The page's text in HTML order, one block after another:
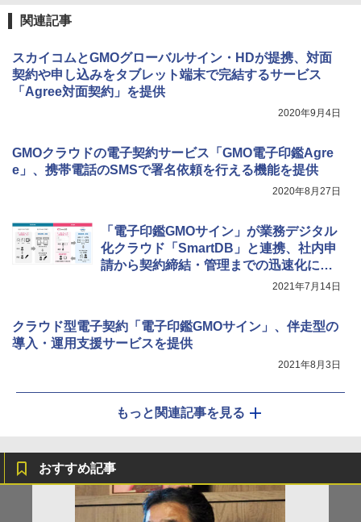
関連記事
スカイコムとGMOグローバルサイン・HDが提携、対面
契約や申し込みをタブレット端末で完結するサービス
「Agree対面契約」を提供
2020年9月4日
GMOクラウドの電子契約サービス「GMO電子印鑑Agre
e」、携帯電話のSMSで署名依頼を行える機能を提供
2020年8月27日
「電子印鑑GMOサイン」が業務デジタル
化クラウド「SmartDB」と連携、社内申
請から契約締結・管理までの迅速化に貢
2021年7月14日
クラウド型電子契約「電子印鑑GMOサイン」、伴走型の
導入・運用支援サービスを提供
2021年8月3日
もっと関連記事を見る
おすすめ記事